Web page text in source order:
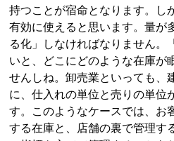
持つことが宿命となります。し
有効に使えると思います。量が
る化」しなければなりません。
いと、どこにどのような在庫が
せんしね。卸売業といっても、
に、仕入れの単位と売りの単位
す。このようなケースでは、お
する在庫と、店舗の裏で管理す